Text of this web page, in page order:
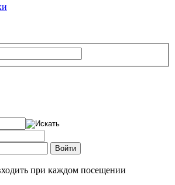
при каждом посещении